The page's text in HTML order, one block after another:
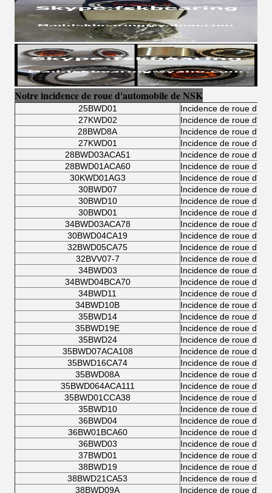
Notre incidence de roue d'automobile de NSK
25BWD01
Incidence de roue
27KWD02
Incidence de roue
28BWD8A
Incidence de roue
27KWD01
Incidence de roue
28BWD03ACA51
Incidence de roue
28BWD01ACA60
Incidence de roue
30KWD01AG3
Incidence de roue
30BWD07
Incidence de roue
30BWD10
Incidence de roue
30BWD01
Incidence de roue
34BWD03ACA78
Incidence de roue
30BWD04CA19
Incidence de roue
32BWD05CA75
Incidence de roue
32BVV07-7
Incidence de roue
34BWD03
Incidence de roue
34BWD04BCA70
Incidence de roue
34BWD11
Incidence de roue
34BWD10B
Incidence de roue
35BWD14
Incidence de roue
35BWD19E
Incidence de roue
35BWD24
Incidence de roue
35BWD07ACA108
Incidence de roue
35BWD16CA74
Incidence de roue
35BWD08A
Incidence de roue
35BWD064ACA111
Incidence de roue
35BWD01CCA38
Incidence de roue
35BWD10
Incidence de roue
36BWD04
Incidence de roue
36BW01BCA60
Incidence de roue
36BWD03
Incidence de roue
37BWD01
Incidence de roue
38BWD19
Incidence de roue
38BWD21CA53
Incidence de roue
38BWD09A
Incidence de roue